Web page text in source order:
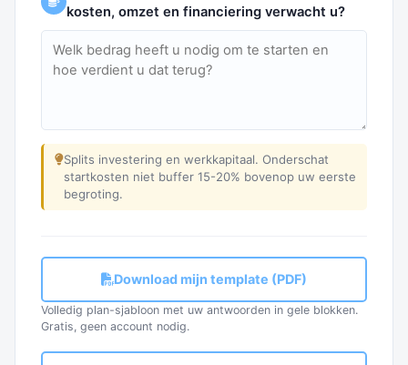
kosten, omzet en financiering verwacht u?
Splits investering en werkkapitaal. Onderschat
startkosten niet buffer 15-20% bovenop uw eerste
begroting.
Download mijn template (PDF)
Volledig plan-sjabloon met uw antwoorden in gele blokken.
Gratis, geen account nodig.